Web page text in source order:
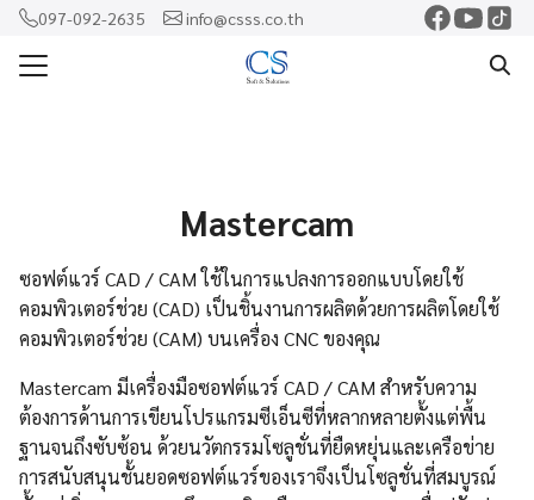
Skip
content
097-092-2635 info@csss.co.th
Search
Mastercam
ซอฟต์แวร์ CAD / CAM ใช้ในการแปลงการออกแบบโดยใช้
คอมพิวเตอร์ช่วย (CAD) เป็นชิ้นงานการผลิตด้วยการผลิตโดยใช้
คอมพิวเตอร์ช่วย (CAM) บนเครื่อง CNC ของคุณ
Mastercam มีเครื่องมือซอฟต์แวร์ CAD / CAM สำหรับความ
ต้องการด้านการเขียนโปรแกรมซีเอ็นซีที่หลากหลายตั้งแต่พื้น
ฐานจนถึงซับซ้อน ด้วยนวัตกรรมโซลูชั่นที่ยืดหยุ่นและเครือข่าย
การสนับสนุนชั้นยอดซอฟต์แวร์ของเราจึงเป็นโซลูชั่นที่สมบูรณ์